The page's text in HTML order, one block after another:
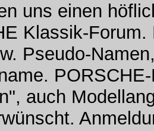
uns einen
Klassik-
Pseudo-
auch